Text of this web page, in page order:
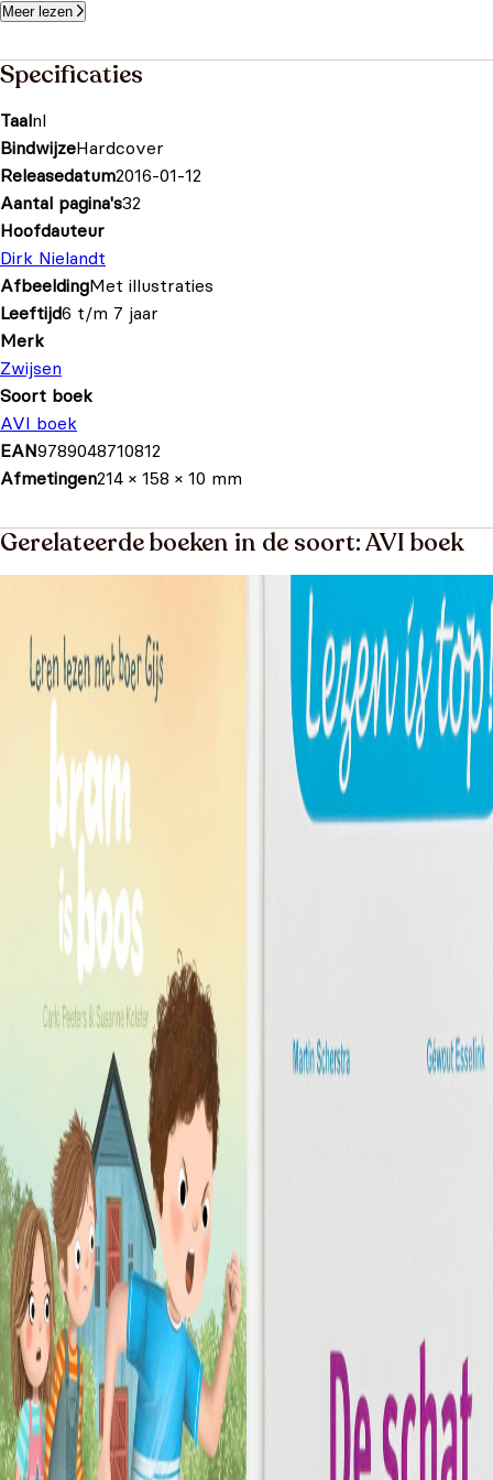
Meer lezen
Specificaties
Taalnl
BindwijzeHardcover
Releasedatum2016-01-12
Aantal pagina's32
Hoofdauteur
Dirk Nielandt
AfbeeldingMet illustraties
Leeftijd6 t/m 7 jaar
Merk
Zwijsen
Soort boek
AVI boek
EAN9789048710812
Afmetingen214 × 158 × 10 mm
Gerelateerde boeken in de soort: AVI boek